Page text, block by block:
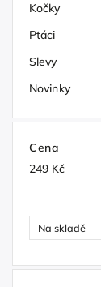
Kočky
Ptáci
Slevy
Novinky
Cena
249 Kč
Na skladě